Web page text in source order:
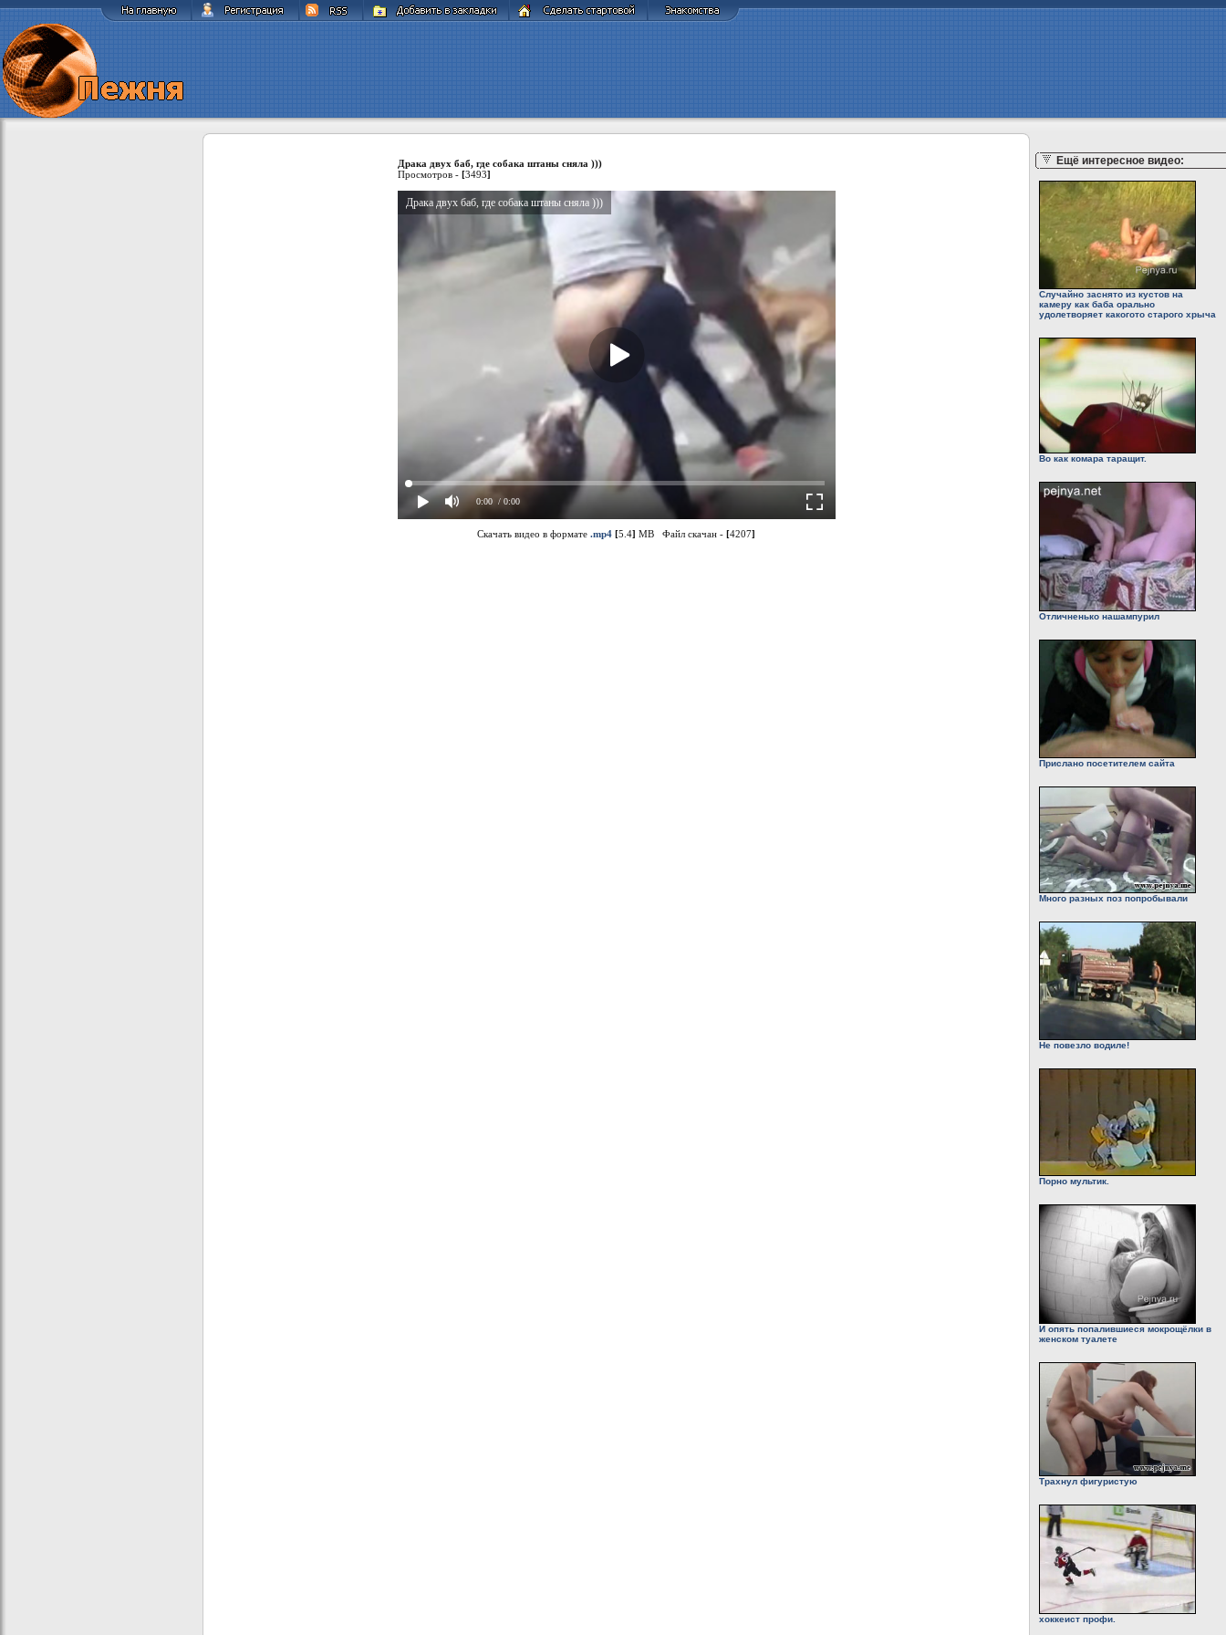
Драка двух баб, где собака штаны сняла )))
Просмотров - [3493]
Драка двух баб, где собака штаны сняла )))
0:00 / 0:00
Скачать видео в формате .mp4 [5.4] MB Файл скачан - [4207]
Ещё интересное видео:
Случайно заснято из кустов на
камеру как баба орально
удолетворяет какогото старого хрыча
Во как комара таращит.
Отличненько нашампурил
Прислано посетителем сайта
Много разных поз попробывали
Не повезло водиле!
Порно мультик.
И опять попалившиеся мокрощёлки в
женском туалете
Трахнул фигуристую
хоккеист профи.